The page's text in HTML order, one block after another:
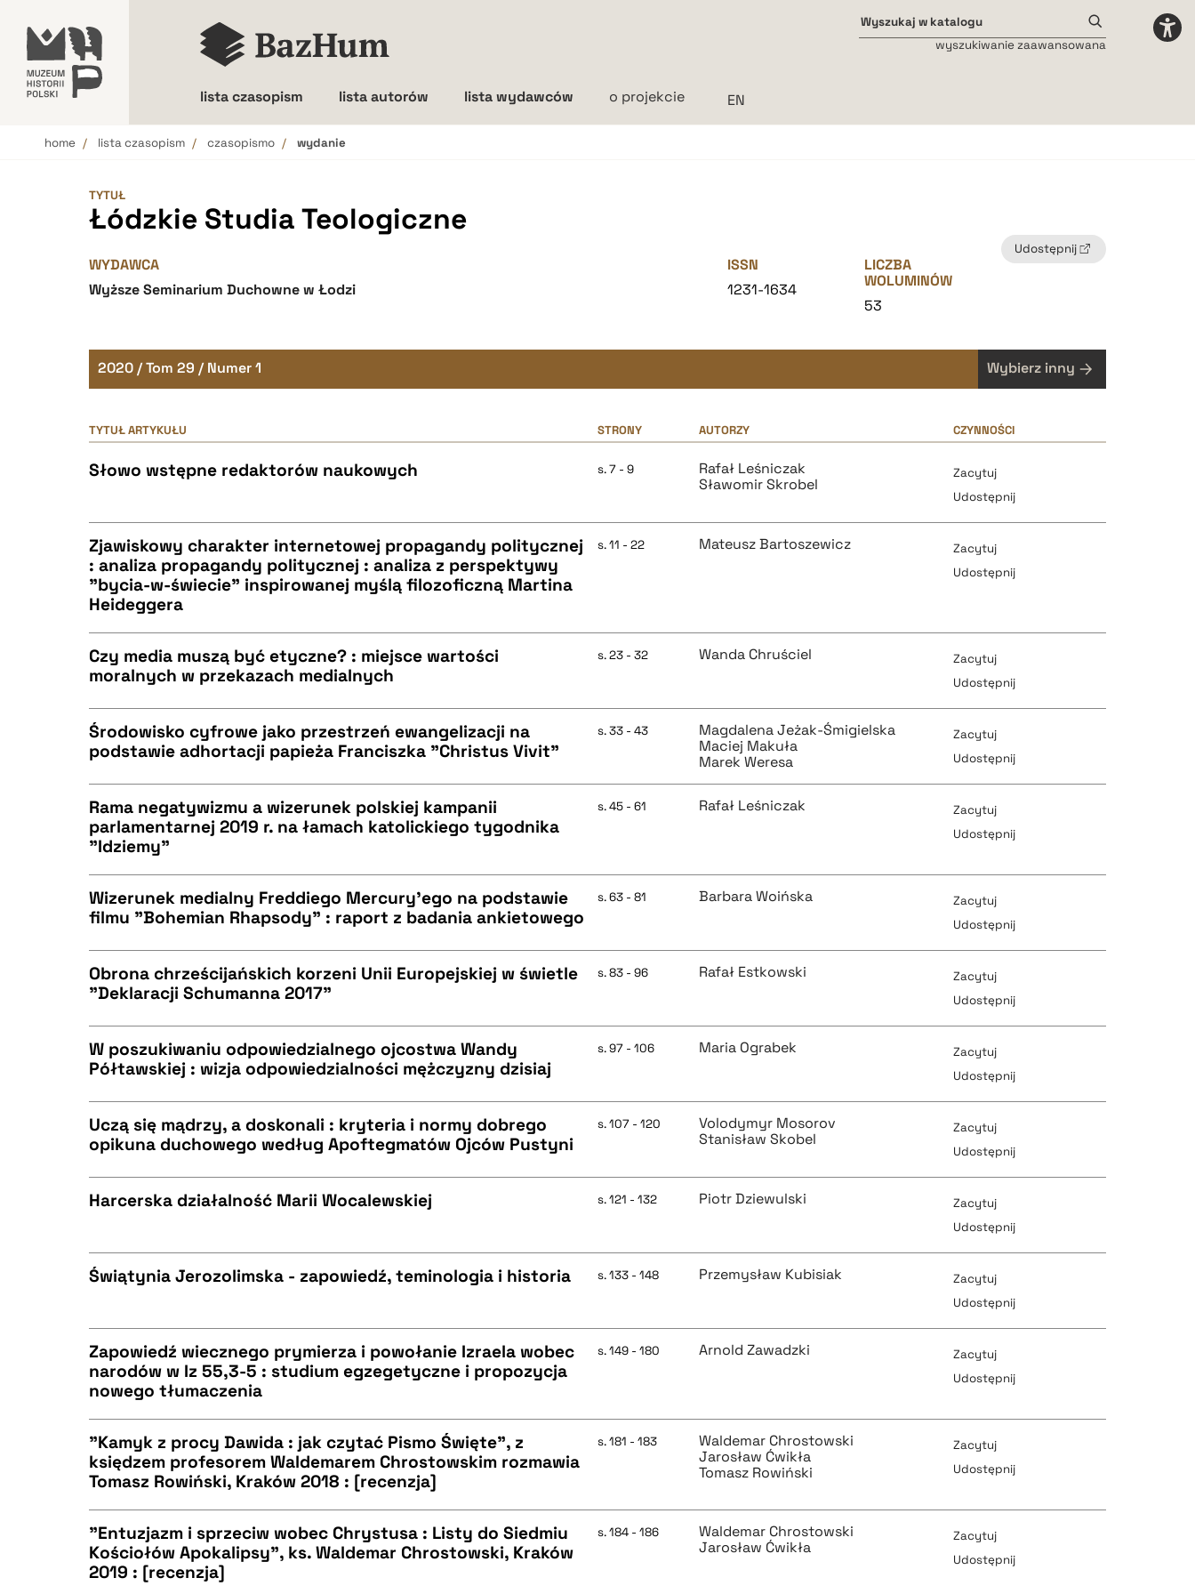
lista czasopism lista autorów lista wydawców o projekcie
wyszukiwanie zaawansowana
home lista czasopism czasopismo wydanie
TYTUŁ
Łódzkie Studia Teologiczne
Udostępnij
WYDAWCA
Wyższe Seminarium Duchowne w Łodzi
ISSN
1231-1634
LICZBA
WOLUMINÓW
53
2020 / Tom 29 / Numer 1 Wybierz inny
TYTUŁ ARTYKUŁU STRONY AUTORZY CZYNNOŚCI
Słowo wstępne redaktorów naukowych s. 7 - 9
Rafał Leśniczak
Sławomir Skrobel
Zacytuj
Udostępnij
CZYSTY TEKST
pobierz cytat
BIBTEX
Zjawiskowy charakter internetowej propagandy politycznej
: analiza propagandy politycznej : analiza z perspektywy
"bycia-w-świecie" inspirowanej myślą filozoficzną Martina
Heideggera
s. 11 - 22 Mateusz Bartoszewicz
Zacytuj
Udostępnij
pobierz cytat
BIBTEX
pobierz cytat
Czy media muszą być etyczne? : miejsce wartości
moralnych w przekazach medialnych
s. 23 - 32 Wanda Chruściel
Zacytuj
Udostępnij
pobierz cytat
BIBTEX
pobierz cytat
Środowisko cyfrowe jako przestrzeń ewangelizacji na
podstawie adhortacji papieża Franciszka "Christus Vivit"
s. 33 - 43
Magdalena Jeżak-Śmigielska
Maciej Makuła
Marek Weresa
Zacytuj
Udostępnij
CZYSTY TEKST
BIBTEX
pobierz cytat
Rama negatywizmu a wizerunek polskiej kampanii
parlamentarnej 2019 r. na łamach katolickiego tygodnika
"Idziemy"
s. 45 - 61 Rafał Leśniczak
Zacytuj
Udostępnij
pobierz cytat
BIBTEX
pobierz cytat
Wizerunek medialny Freddiego Mercury'ego na podstawie
filmu "Bohemian Rhapsody" : raport z badania ankietowego
s. 63 - 81 Barbara Woińska
Zacytuj
Udostępnij
pobierz cytat
BIBTEX
pobierz cytat
Obrona chrześcijańskich korzeni Unii Europejskiej w świetle
"Deklaracji Schumanna 2017"
s. 83 - 96 Rafał Estkowski
Zacytuj
Udostępnij
pobierz cytat
BIBTEX
pobierz cytat
W poszukiwaniu odpowiedzialnego ojcostwa Wandy
Półtawskiej : wizja odpowiedzialności mężczyzny dzisiaj
s. 97 - 106 Maria Ograbek
Zacytuj
Udostępnij
pobierz cytat
BIBTEX
pobierz cytat
Uczą się mądrzy, a doskonali : kryteria i normy dobrego
opikuna duchowego według Apoftegmatów Ojców Pustyni
s. 107 - 120
Volodymyr Mosorov
Stanisław Skobel
Zacytuj
Udostępnij
pobierz cytat
BIBTEX
pobierz cytat
Harcerska działalność Marii Wocalewskiej s. 121 - 132 Piotr Dziewulski
Zacytuj
Udostępnij
pobierz cytat
BIBTEX
pobierz cytat
Świątynia Jerozolimska - zapowiedź, teminologia i historia s. 133 - 148 Przemysław Kubisiak
Zacytuj
Udostępnij
CZYSTY TEKST
BIBTEX
pobierz cytat
Zapowiedź wiecznego prymierza i powołanie Izraela wobec
narodów w Iz 55,3-5 : studium egzegetyczne i propozycja
nowego tłumaczenia
s. 149 - 180 Arnold Zawadzki
Zacytuj
Udostępnij
CZYSTY TEKST
BIBTEX
"Kamyk z procy Dawida : jak czytać Pismo Święte", z
księdzem profesorem Waldemarem Chrostowskim rozmawia
Tomasz Rowiński, Kraków 2018 : [recenzja]
s. 181 - 183
Waldemar Chrostowski
Jarosław Ćwikła
Tomasz Rowiński
Zacytuj
Udostępnij
CZYSTY TEKST
"Entuzjazm i sprzeciw wobec Chrystusa : Listy do Siedmiu
Kościołów Apokalipsy", ks. Waldemar Chrostowski, Kraków
2019 : [recenzja]
s. 184 - 186
Waldemar Chrostowski
Jarosław Ćwikła
Zacytuj
Udostępnij